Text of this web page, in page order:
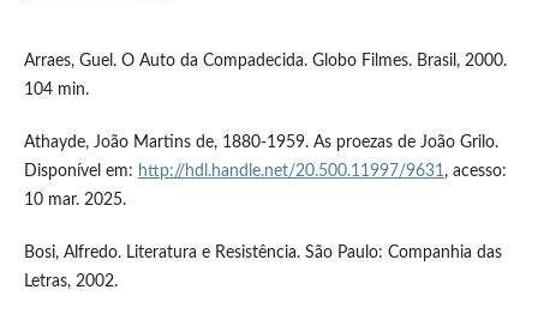
Arraes, Guel. O Auto da Compadecida. Globo Filmes. Brasil, 2000.
104 min.
Athayde, João Martins de, 1880-1959. As proezas de João Grilo.
Disponível em: http://hdl.handle.net/20.500.11997/9631, acesso:
10 mar. 2025.
Bosi, Alfredo. Literatura e Resistência. São Paulo: Companhia das
Letras, 2002.